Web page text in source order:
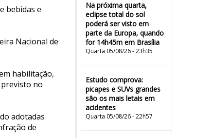
Na próxima quarta,
eclipse total do sol
poderá ser visto em
parte da Europa, quando
for 14h45m em Brasília
Quarta 05/08/26 - 23h35
Estudo comprova:
picapes e SUVs grandes
são os mais letais em
acidentes
Quarta 05/08/26 - 22h57
bebidas e
Nacional de
habilitação,
no
adotadas
de